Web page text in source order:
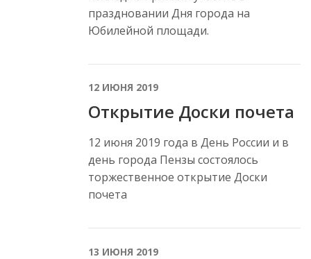
праздновании Дня города на
Юбилейной площади.
12 ИЮНЯ 2019
Открытие Доски почета
12 июня 2019 года в День России и в
день города Пензы состоялось
торжественное открытие Доски
почета
13 ИЮНЯ 2019